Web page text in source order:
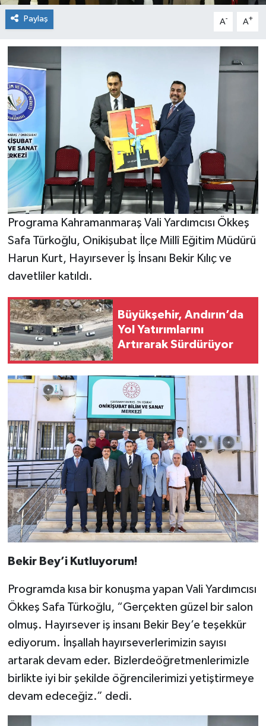
Paylaş A- A+
Programa Kahramanmaraş Vali Yardımcısı Ökkeş
Safa Türkoğlu, Onikişubat İlçe Millî Eğitim Müdürü
Harun Kurt, Hayırsever İş İnsanı Bekir Kılıç ve
davetliler katıldı.
Büyükşehir, Andırın’da
Yol Yatırımlarını
Artırarak Sürdürüyor
Bekir Bey’i Kutluyorum!
Programda kısa bir konuşma yapan Vali Yardımcısı
Ökkeş Safa Türkoğlu, “Gerçekten güzel bir salon
olmuş. Hayırsever iş insanı Bekir Bey’e teşekkür
ediyorum. İnşallah hayırseverlerimizin sayısı
artarak devam eder. Bizlerdeöğretmenlerimizle
birlikte iyi bir şekilde öğrencilerimizi yetiştirmeye
devam edeceğiz.” dedi.